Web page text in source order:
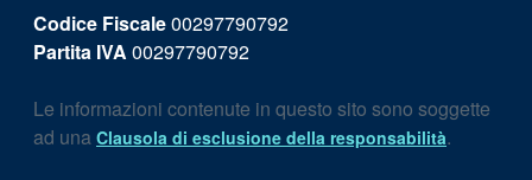
Codice Fiscale00297790792
Partita IVA 00297790792
Le informazioni contenute in questo sito sono soggette
ad una Clausola di esclusione della responsabilità.